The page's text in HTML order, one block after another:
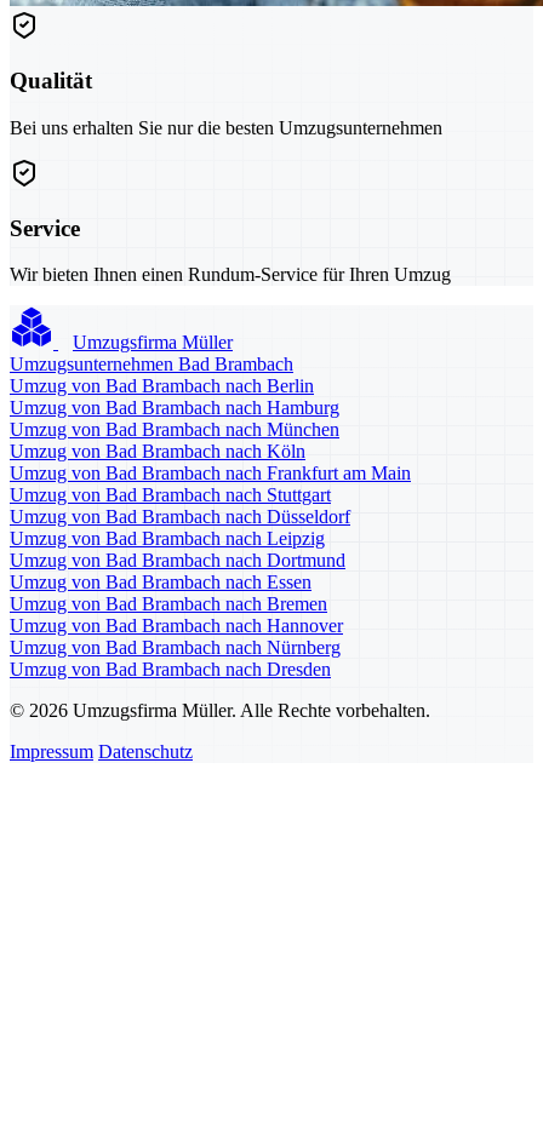
Qualität
Bei uns erhalten Sie nur die besten Umzugsunternehmen
Service
Wir bieten Ihnen einen Rundum-Service für Ihren Umzug
Umzugsfirma Müller
Umzugsunternehmen Bad Brambach
Umzug von Bad Brambach nach Berlin
Umzug von Bad Brambach nach Hamburg
Umzug von Bad Brambach nach München
Umzug von Bad Brambach nach Köln
Umzug von Bad Brambach nach Frankfurt am Main
Umzug von Bad Brambach nach Stuttgart
Umzug von Bad Brambach nach Düsseldorf
Umzug von Bad Brambach nach Leipzig
Umzug von Bad Brambach nach Dortmund
Umzug von Bad Brambach nach Essen
Umzug von Bad Brambach nach Bremen
Umzug von Bad Brambach nach Hannover
Umzug von Bad Brambach nach Nürnberg
Umzug von Bad Brambach nach Dresden
© 2026 Umzugsfirma Müller. Alle Rechte vorbehalten.
Impressum Datenschutz